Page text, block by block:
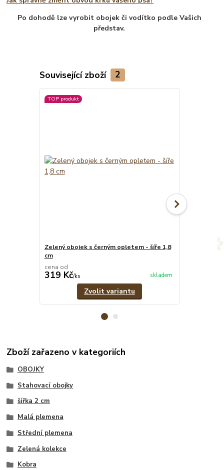
Po dohodě lze vyrobit obojek či vodítko podle Vašich
představ.
Související zboží 2
TOP produkt
Zelený obojek s černým opletem - šíře 1,8
cm
cena od
319 Kč/ks skladem
Zvolit variantu
Zboží zařazeno v kategoriích
OBOJKY
Stahovací obojky
šířka 2 cm
Malá plemena
Střední plemena
Zelená kolekce
Kobra